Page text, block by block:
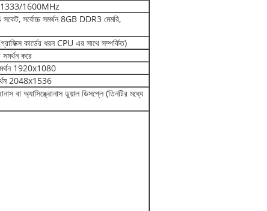
1333/1600MHz
সর্বোচ্চ সমর্থন 8GB DDR3 মেমরি,
কার্ডের ধরন CPU এর সাথে সম্পর্কিত)
করে
1920x1080
2048x1536
বা অ্যাসিঙ্ক্রোনাস ডুয়াল ডিসপ্লে (তিনটির মধ্যে